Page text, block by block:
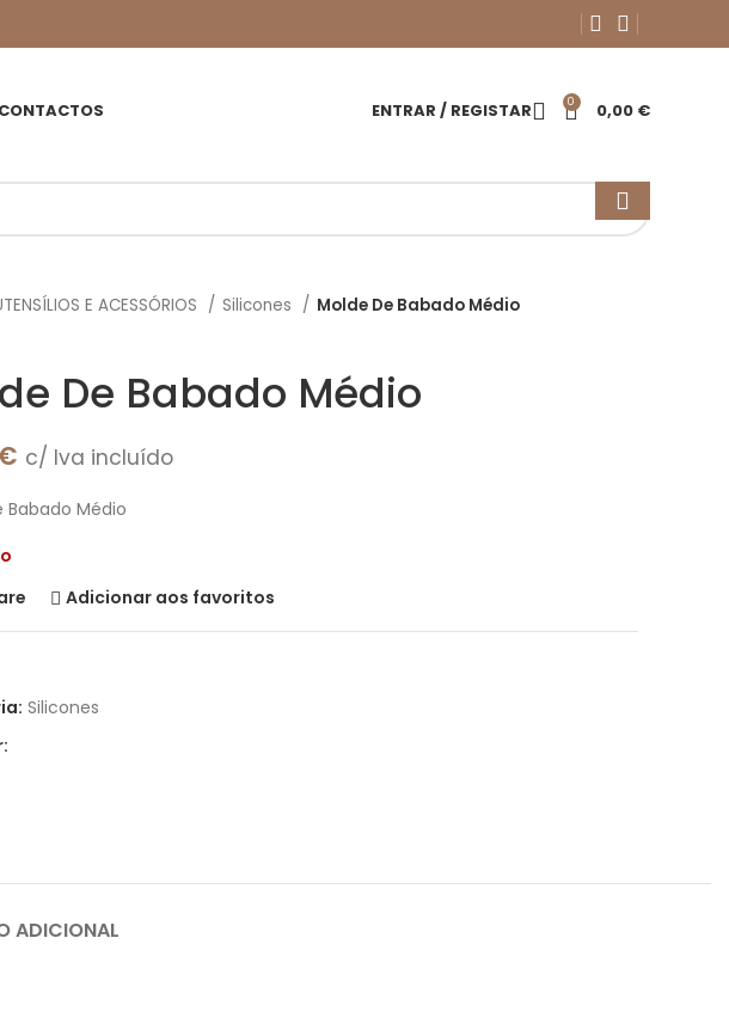
CONTACTOS ENTRAR / REGISTAR 0 0,00 €
E ACESSÓRIOS Silicones Molde De Babado Médio
De Babado Médio
c/ Iva incluído
Babado Médio
Adicionar aos favoritos
Silicones
ADICIONAL